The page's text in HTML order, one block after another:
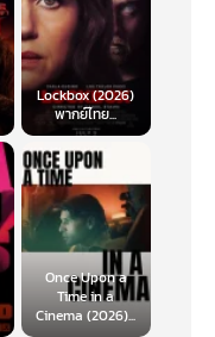
Lockbox (2026)
พากย์ไทย...
Once Upon a
Time in a
Cinema (2026)...